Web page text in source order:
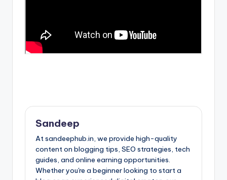
Sandeep
At sandeephub.in, we provide high-quality
content on blogging tips, SEO strategies, tech
guides, and online earning opportunities.
Whether you're a beginner looking to start a